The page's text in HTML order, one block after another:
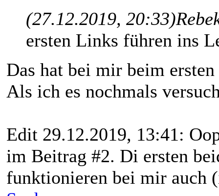
(27.12.2019, 20:33)
ersten Links führen ins
Das hat bei mir beim
Als ich es nochmals
Edit 29.12.2019, 13:41:
im Beitrag #2. Di ersten
funktionieren bei mir auch